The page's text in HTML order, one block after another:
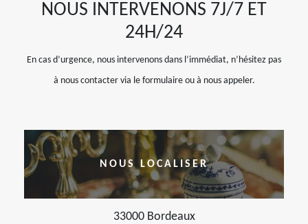
NOUS INTERVENONS 7J/7 ET
24H/24
En cas d’urgence, nous intervenons dans l’immédiat, n’hésitez pas
à nous contacter via le formulaire ou à nous appeler.
NOUS LOCALISER
33000 Bordeaux